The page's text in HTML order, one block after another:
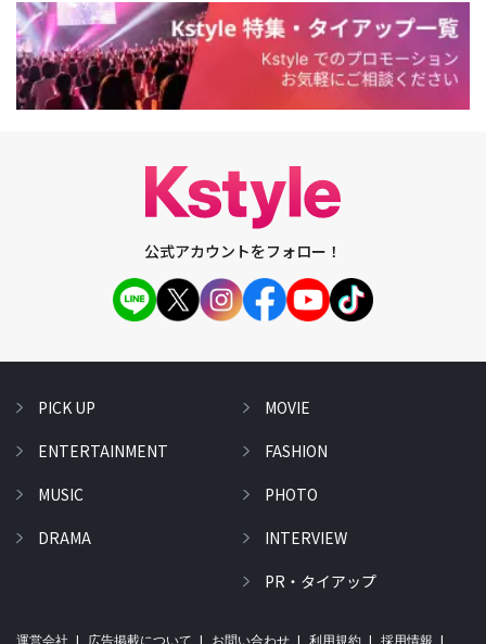
公式アカウントをフォロー！
PICK UP
ENTERTAINMENT
MUSIC
DRAMA
MOVIE
FASHION
PHOTO
INTERVIEW
PR・タイアップ
運営会社 広告掲載について お問い合わせ 利用規約 採用情報